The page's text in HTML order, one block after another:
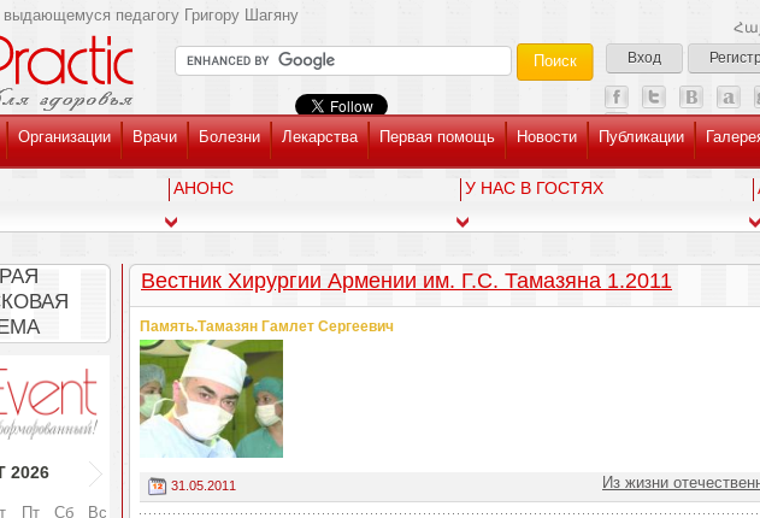
Հայ
Вход
педагогу Григору Шагяну
Организации Врачи Болезни Лекарства Первая помощь Новости Публикации
АНОНС У НАС В ГОСТЯХ
2026
Пт Сб
Вс
Вестник Хирургии Армении им. Г.С. Тамазяна 1.2011
Память.Тамазян Гамлет Сергеевич
31.05.2011 Из жизни